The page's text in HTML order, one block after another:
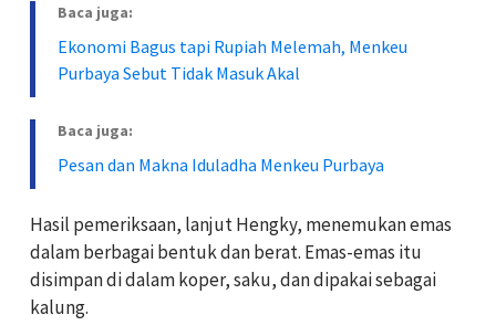
Baca juga:
Ekonomi Bagus tapi Rupiah Melemah, Menkeu
Purbaya Sebut Tidak Masuk Akal
Baca juga:
Pesan dan Makna Iduladha Menkeu Purbaya
Hasil pemeriksaan, lanjut Hengky, menemukan emas
dalam berbagai bentuk dan berat. Emas-emas itu
disimpan di dalam koper, saku, dan dipakai sebagai
kalung.